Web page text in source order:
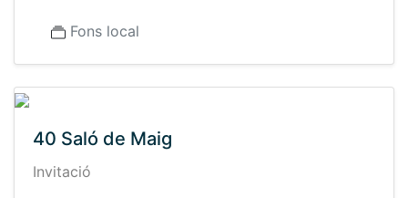
Fons local
40 Saló de Maig
Invitació